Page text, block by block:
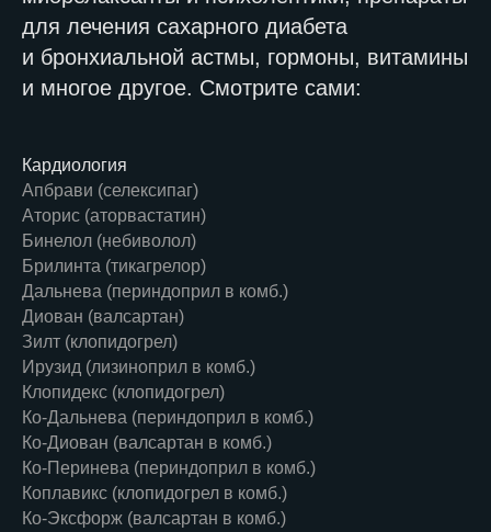
для лечения сахарного диабета
и бронхиальной астмы, гормоны, витамины
и многое другое. Смотрите сами:
Кардиология
Апбрави (селексипаг)
Аторис (аторвастатин)
Бинелол (небиволол)
Брилинта (тикагрелор)
Дальнева (периндоприл в комб.)
Диован (валсартан)
Зилт (клопидогрел)
Ирузид (лизиноприл в комб.)
Клопидекс (клопидогрел)
Ко-Дальнева (периндоприл в комб.)
Ко-Диован (валсартан в комб.)
Ко-Перинева (периндоприл в комб.)
Коплавикс (клопидогрел в комб.)
Ко-Эксфорж (валсартан в комб.)